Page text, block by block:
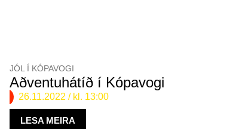
JÓL Í KÓPAVOGI
Aðventuhátíð í Kópavogi
26.11.2022 / kl. 13:00
LESA MEIRA